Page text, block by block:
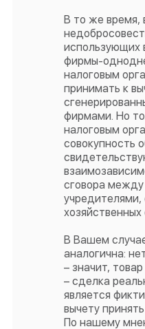
В то же время,
использующих
фирмы-
налоговым
принимать к
фирмами. Но
налоговым
совокупность
сговора
учредителями,
В Вашем
аналогична:
– значит,
– сделка
является
вычету
По нашему